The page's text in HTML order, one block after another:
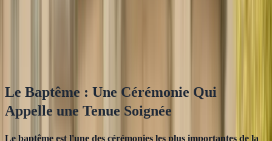
Le Baptême : Une Cérémonie Qui
Appelle une Tenue Soignée
Le baptême est l'une des cérémonies les plus importantes de la